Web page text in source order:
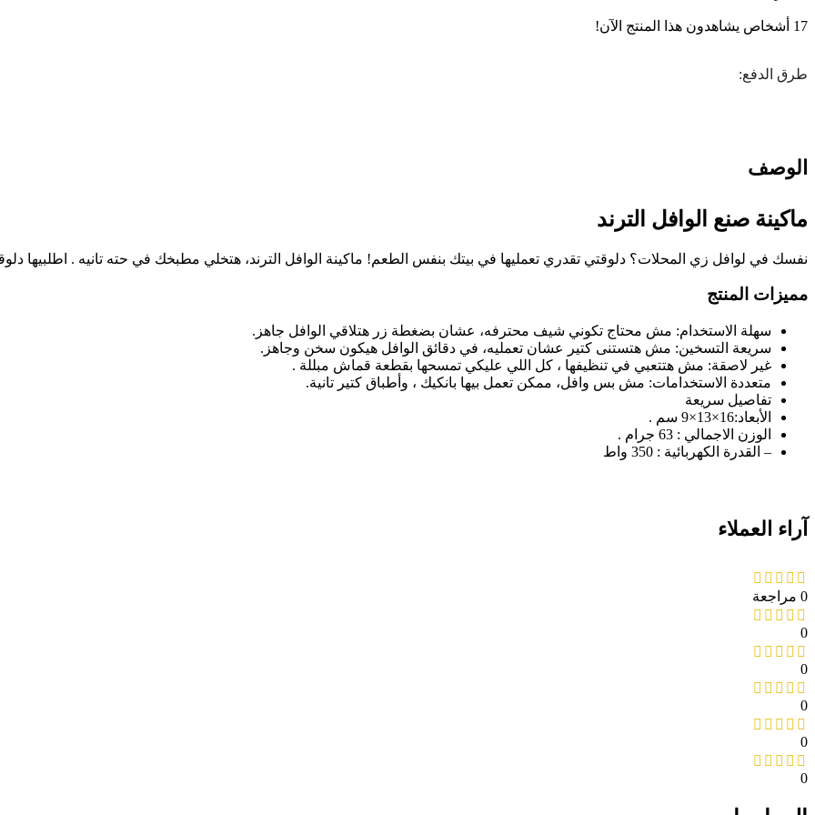
17 أشخاص يشاهدون هذا المنتج الآن!
طرق الدفع:
الوصف
ماكينة صنع الوافل الترند
نفسك في لوافل زي المحلات؟ دلوقتي تقدري تعمليها في بيتك بنفس الطعم! ماكينة الوافل الترند، هتخلي مطبخك في حته تانيه . اطلبيها
مميزات المنتج
سهلة الاستخدام: مش محتاج تكوني شيف محترفه، عشان بضغطة زر هتلاقي الوافل جاهز.
سريعة التسخين: مش هتستنى كتير عشان تعمليه، في دقائق الوافل هيكون سخن وجاهز.
غير لاصقة: مش هتتعبي في تنظيفها ، كل اللي عليكي تمسحها بقطعة قماش مبللة .
متعددة الاستخدامات: مش بس وافل، ممكن تعمل بيها بانكيك ، وأطباق كتير تانية.
تفاصيل سريعة
الأبعاد:16×13×9 سم .
الوزن الاجمالي : 63 جرام .
– القدرة الكهربائية : 350 واط
آراء العملاء
0 مراجعة
0
0
0
0
0